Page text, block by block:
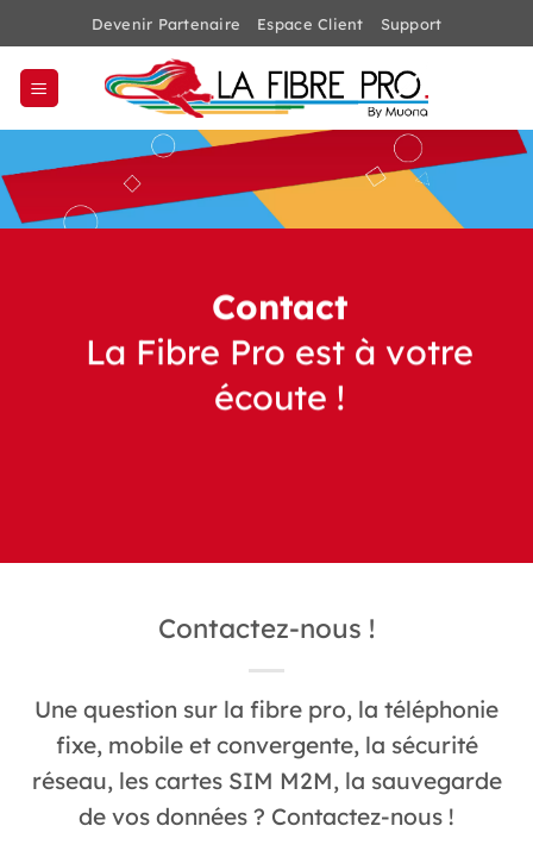
au
contenu
Devenir Partenaire Espace Client Support
Contact
La Fibre Pro est à votre
écoute !
Contactez-nous !
Une question sur la fibre pro, la téléphonie
fixe, mobile et convergente, la sécurité
réseau, les cartes SIM M2M, la sauvegarde
de vos données ? Contactez-nous !